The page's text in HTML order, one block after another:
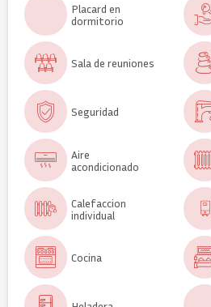
Placard en
dormitorio
Sala de reuniones
Seguridad
Aire
acondicionado
Calefaccion
individual
Cocina